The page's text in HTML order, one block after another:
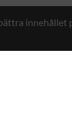
innehållet